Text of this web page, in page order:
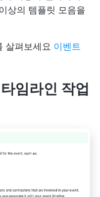
상의 템플릿 모음을
살펴보세요 이벤트
임라인 작업